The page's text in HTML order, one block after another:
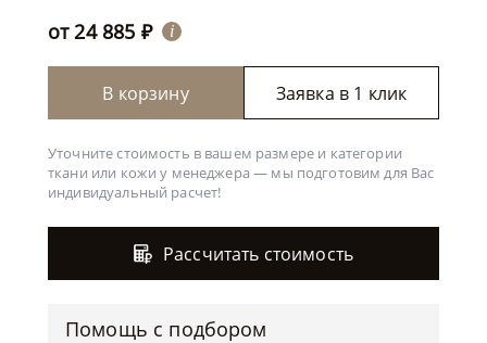
от24 885 ₽ i
В корзину Заявка в 1 клик
Уточните стоимость в вашем размере и категории
ткани или кожи у менеджера — мы подготовим для Вас
индивидуальный расчет!
Рассчитать стоимость
Помощь с подбором